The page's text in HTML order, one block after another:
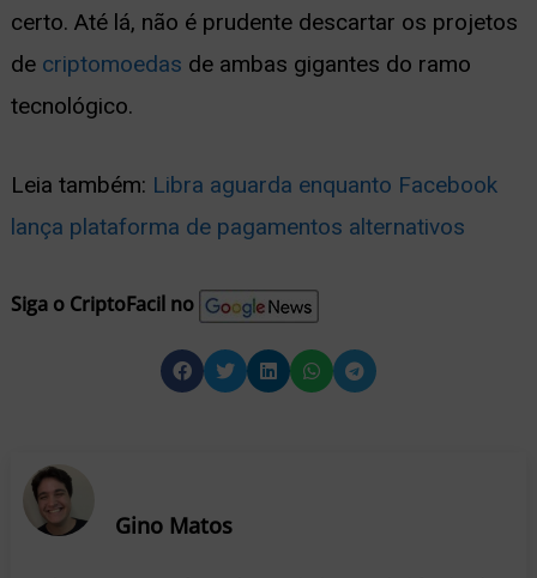
certo. Até lá, não é prudente descartar os projetos
de criptomoedas de ambas gigantes do ramo
tecnológico.
Leia também: Libra aguarda enquanto Facebook
lança plataforma de pagamentos alternativos
Siga o CriptoFacil no
Gino Matos